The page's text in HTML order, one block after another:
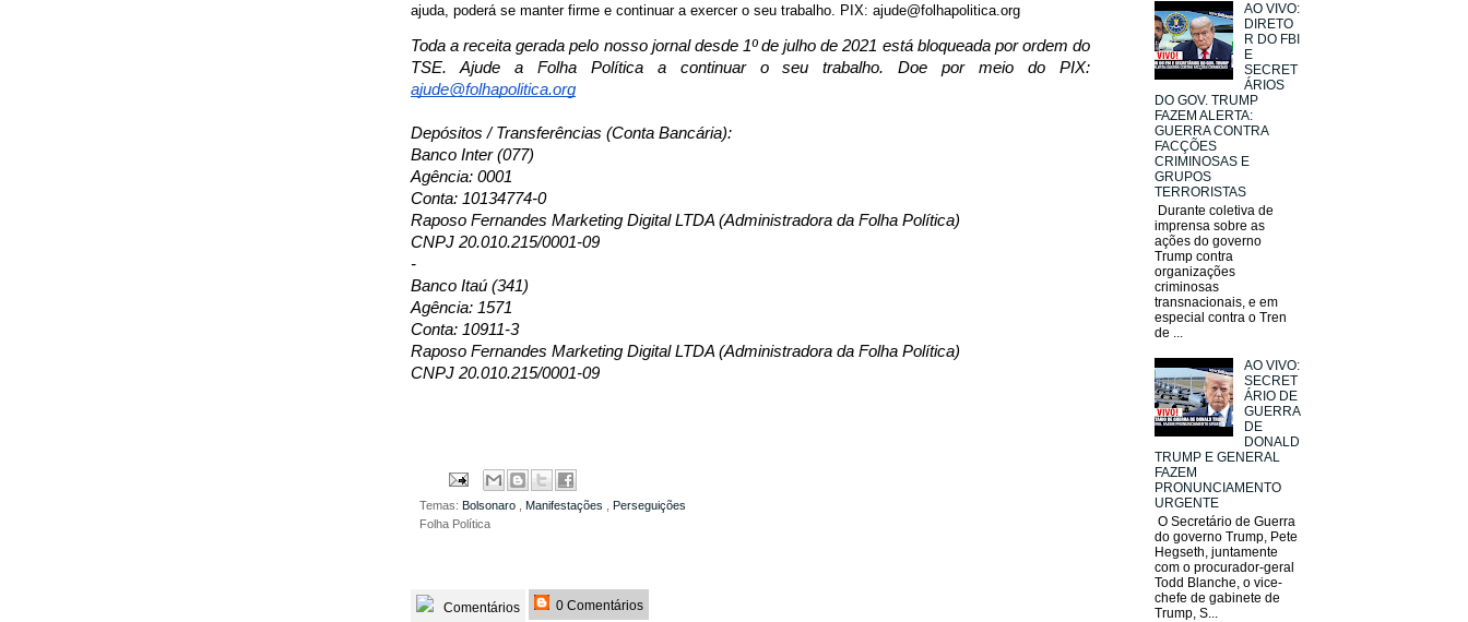
ajuda, poderá se manter firme e continuar a exercer o seu trabalho. PIX: ajude@folhapolitica.org
Toda a receita gerada pelo nosso jornal desde 1º de julho de 2021 está bloqueada por ordem do
TSE. Ajude a Folha Política a continuar o seu trabalho. Doe por meio do PIX:
ajude@folhapolitica.org
Depósitos / Transferências (Conta Bancária):
Banco Inter (077)
Agência: 0001
Conta: 10134774-0
Raposo Fernandes Marketing Digital LTDA (Administradora da Folha Política)
CNPJ 20.010.215/0001-09
-
Banco Itaú (341)
Agência: 1571
Conta: 10911-3
Raposo Fernandes Marketing Digital LTDA (Administradora da Folha Política)
CNPJ 20.010.215/0001-09
Temas: Bolsonaro Manifestações
Perseguições
Folha Política
Comentários 0 Comentários
AO VIVO:
DIRETO
R DO FBI
E
SECRET
ÁRIOS
DO GOV. TRUMP
FAZEM ALERTA:
GUERRA CONTRA
FACÇÕES
CRIMINOSAS E
GRUPOS
TERRORISTAS
Durante coletiva de
imprensa sobre as
ações do governo
Trump contra
organizações
criminosas
transnacionais, e em
especial contra o Tren
de ...
AO VIVO:
SECRET
ÁRIO DE
GUERRA
DE
DONALD
TRUMP E GENERAL
FAZEM
PRONUNCIAMENTO
URGENTE
O Secretário de Guerra
do governo Trump, Pete
Hegseth, juntamente
com o procurador-geral
Todd Blanche, o vice-
chefe de gabinete de
Trump, S...